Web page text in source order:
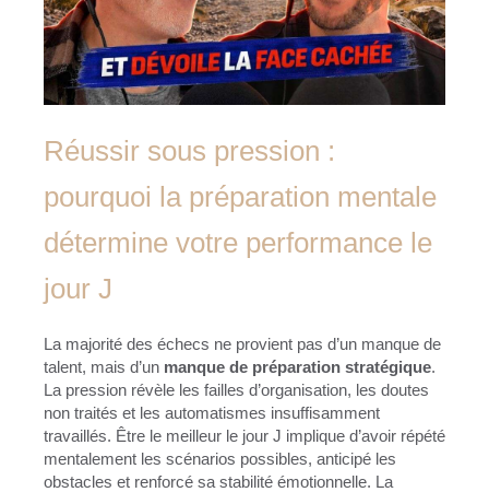
Réussir sous pression :
pourquoi la préparation mentale
détermine votre performance le
jour J
La majorité des échecs ne provient pas d’un manque de
talent, mais d’un manque de préparation stratégique.
La pression révèle les failles d’organisation, les doutes
non traités et les automatismes insuffisamment
travaillés. Être le meilleur le jour J implique d’avoir répété
mentalement les scénarios possibles, anticipé les
obstacles et renforcé sa stabilité émotionnelle. La